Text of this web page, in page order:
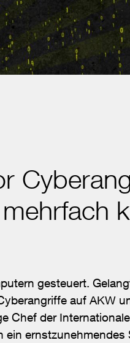
gesteuert.
auf AKW
Chef der
ein ernstzunehmendes